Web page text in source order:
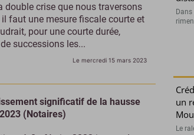
double crise que nous traversons
faut une mesure fiscale courte et
pour une courte durée,
successions les...
Le mercredi 15 mars 2023
significatif de la hausse
(Notaires)
un
Le